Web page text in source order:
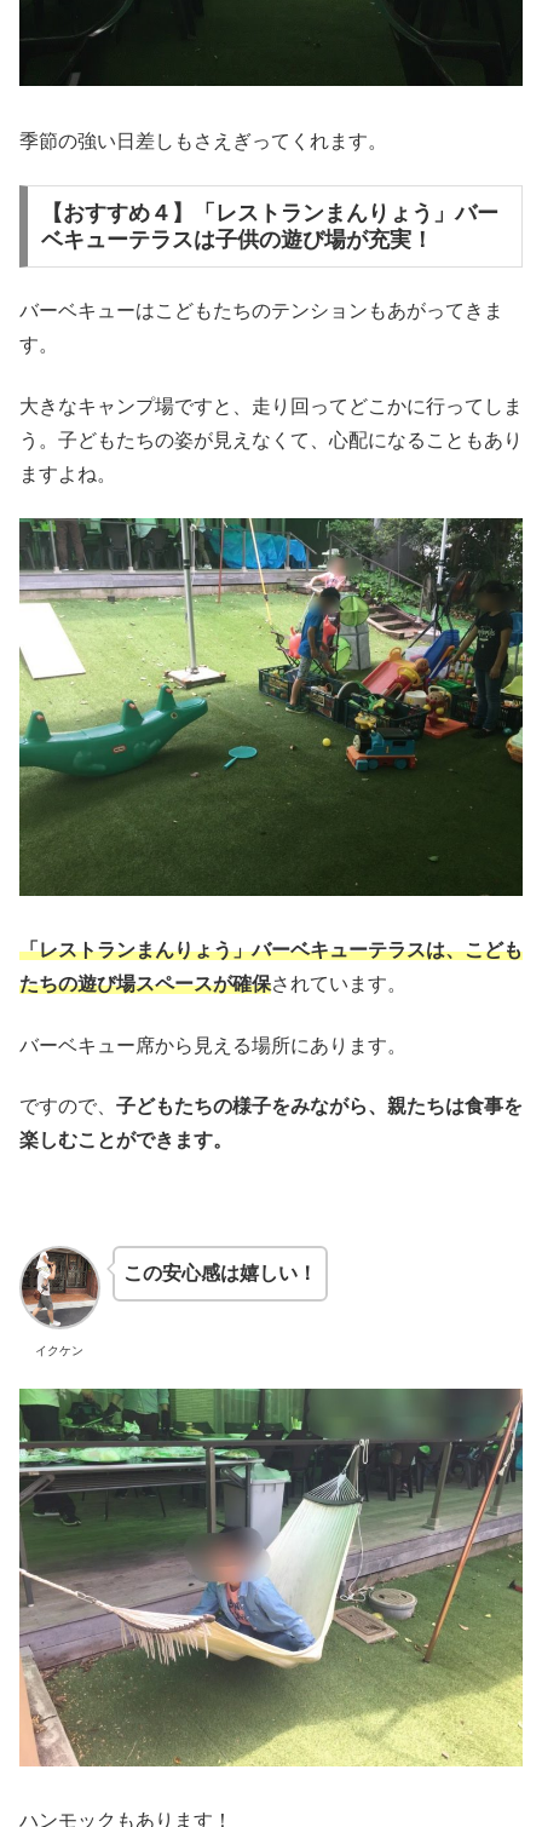
季節の強い日差しもさえぎってくれます。
【おすすめ４】「レストランまんりょう」バー
ベキューテラスは子供の遊び場が充実！
バーベキューはこどもたちのテンションもあがってきま
す。
大きなキャンプ場ですと、走り回ってどこかに行ってしま
う。子どもたちの姿が見えなくて、心配になることもあり
ますよね。
「レストランまんりょう」バーベキューテラスは、こども
たちの遊び場スペースが確保されています。
バーベキュー席から見える場所にあります。
ですので、 子どもたちの様子をみながら、親たちは食事を
楽しむことができます。
イクケン
この安心感は嬉しい！
ハンモックもあります！